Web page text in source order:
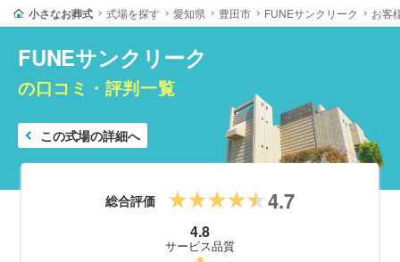
小さなお葬式 式場を探す 愛知県 豊田市 FUNEサンクリーク お客
FUNEサンクリーク
の口コミ・評判一覧
この式場の詳細へ
総合評価 4.7
4.8
サービス品質